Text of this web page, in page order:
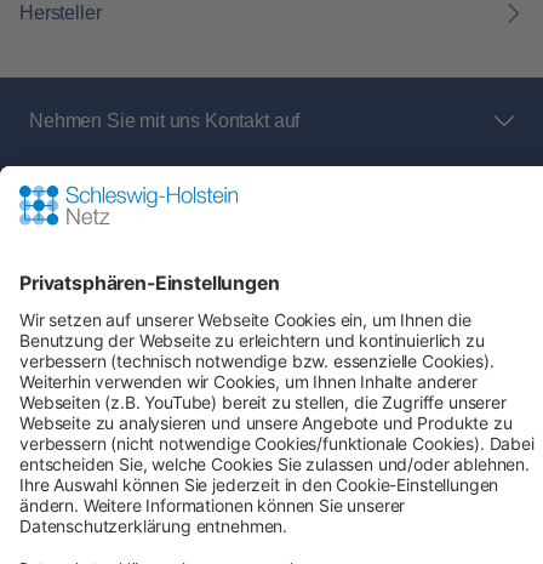
Hersteller
Nehmen Sie mit uns Kontakt auf
Bei Fragen an den Netz- und Messstellenbetreiber
rund um:
Shop-Service
Zahlung & Versand
AGB Verbraucherinformation
Impressum
Datenschutz
Cookie-Einstellungen
Alle Preise inkl. gesetzl. Mehrwertsteuer zzgl.